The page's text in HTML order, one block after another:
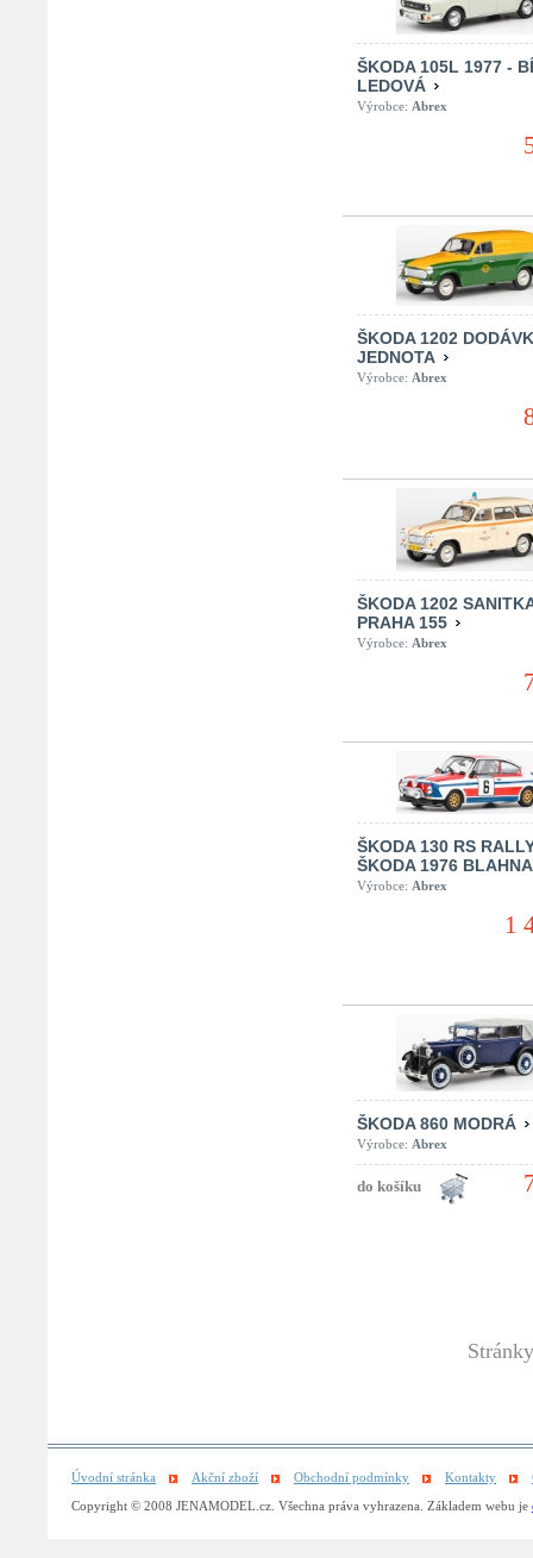
ŠKODA 105L 1977 -
LEDOVÁ
Výrobce: Abrex
ŠKODA 1202
JEDNOTA
Výrobce: Abrex
ŠKODA 1202
PRAHA 155
Výrobce: Abrex
ŠKODA 130 RS
ŠKODA 1976
Výrobce: Abrex
1
ŠKODA 860 MODRÁ
Výrobce: Abrex
Úvodní stránka Akční zboží Obchodní podmínky Kontakty
Copyright © 2008 JENAMODEL.cz. Všechna práva vyhrazena. Základem webu je